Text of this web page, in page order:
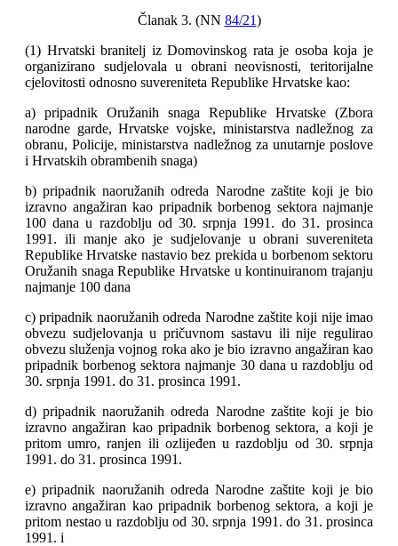
Članak 3. (NN 84/21)
(1) Hrvatski branitelj iz Domovinskog rata je osoba koja je
organizirano sudjelovala u obrani neovisnosti, teritorijalne
cjelovitosti odnosno suvereniteta Republike Hrvatske kao:
a) pripadnik Oružanih snaga Republike Hrvatske (Zbora
narodne garde, Hrvatske vojske, ministarstva nadležnog za
obranu, Policije, ministarstva nadležnog za unutarnje poslove
i Hrvatskih obrambenih snaga)
b) pripadnik naoružanih odreda Narodne zaštite koji je bio
izravno angažiran kao pripadnik borbenog sektora najmanje
100 dana u razdoblju od 30. srpnja 1991. do 31. prosinca
1991. ili manje ako je sudjelovanje u obrani suvereniteta
Republike Hrvatske nastavio bez prekida u borbenom sektoru
Oružanih snaga Republike Hrvatske u kontinuiranom trajanju
najmanje 100 dana
c) pripadnik naoružanih odreda Narodne zaštite koji nije imao
obvezu sudjelovanja u pričuvnom sastavu ili nije regulirao
obvezu služenja vojnog roka ako je bio izravno angažiran kao
pripadnik borbenog sektora najmanje 30 dana u razdoblju od
30. srpnja 1991. do 31. prosinca 1991.
d) pripadnik naoružanih odreda Narodne zaštite koji je bio
izravno angažiran kao pripadnik borbenog sektora, a koji je
pritom umro, ranjen ili ozlijeđen u razdoblju od 30. srpnja
1991. do 31. prosinca 1991.
e) pripadnik naoružanih odreda Narodne zaštite koji je bio
izravno angažiran kao pripadnik borbenog sektora, a koji je
pritom nestao u razdoblju od 30. srpnja 1991. do 31. prosinca
1991. i